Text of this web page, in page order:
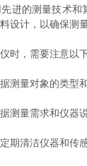
的测量技术和
设计，以确保测
，需要注意以下
量对象的类型和
量需求和仪器说
清洁仪器和传感